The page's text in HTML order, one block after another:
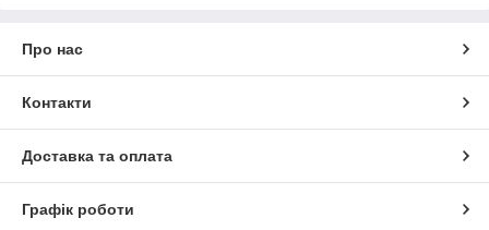
Про нас
Контакти
Доставка та оплата
Графік роботи